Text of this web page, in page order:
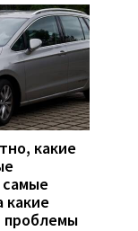
какие
проблемы